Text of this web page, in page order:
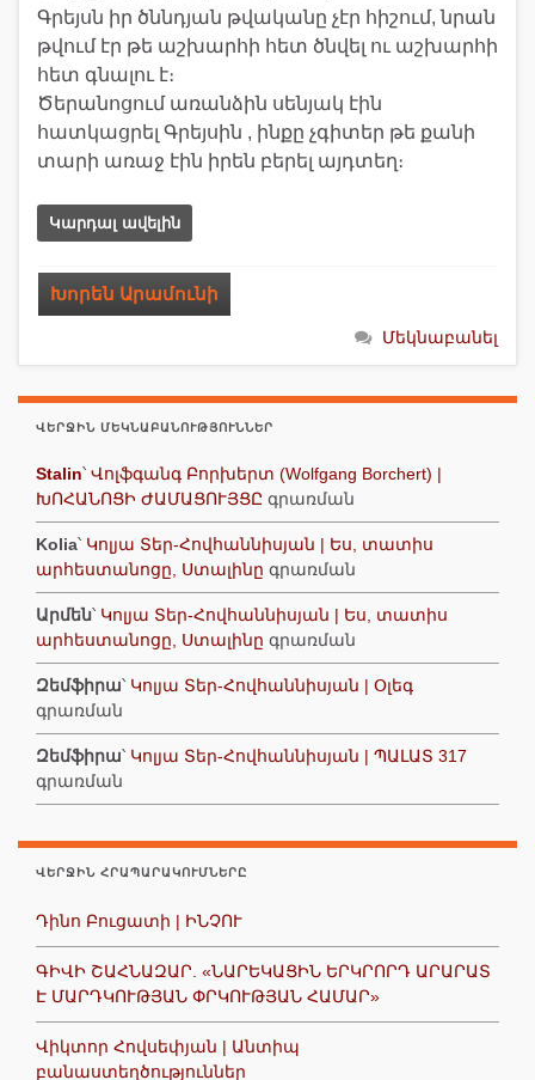
Գրեյսն իր ծննդյան թվականը չէր հիշում, նրան
թվում էր թե աշխարհի հետ ծնվել ու աշխարհի
հետ գնալու է։
Ծերանոցում առանձին սենյակ էին
հատկացրել Գրեյսին , ինքը չգիտեր թե քանի
տարի առաջ էին իրեն բերել այդտեղ։
Կարդալ ավելին
Խորեն Արամունի
Մեկնաբանել
ՎԵՐՋԻՆ ՄԵԿՆԱԲԱՆՈՒԹՅՈՒՆՆԵՐ
Stalin՝ Վոլֆգանգ Բորխերտ (Wolfgang Borchert) |
ԽՈՀԱՆՈՑԻ ԺԱՄԱՑՈՒՅՑԸ գրառման
Kolia՝ Կոլյա Տեր-Հովհաննիսյան | Ես, տատիս
արհեստանոցը, Ստալինը գրառման
Արմեն՝ Կոլյա Տեր-Հովհաննիսյան | Ես, տատիս
արհեստանոցը, Ստալինը գրառման
Զեմֆիրա՝ Կոլյա Տեր-Հովհաննիսյան | Օլեգ
գրառման
Զեմֆիրա՝ Կոլյա Տեր-Հովհաննիսյան | ՊԱԼԱՏ 317
գրառման
ՎԵՐՋԻՆ ՀՐԱՊԱՐԱԿՈՒՄՆԵՐԸ
Դինո Բուցատի | ԻՆՉՈՒ
ԳԻՎԻ ՇԱՀՆԱԶԱՐ. «ՆԱՐԵԿԱՑԻՆ ԵՐԿՐՈՐԴ ԱՐԱՐԱՏ
Է ՄԱՐԴԿՈՒԹՅԱՆ ՓՐԿՈՒԹՅԱՆ ՀԱՄԱՐ»
Վիկտոր Հովսեփյան | Անտիպ
բանաստեղծություններ